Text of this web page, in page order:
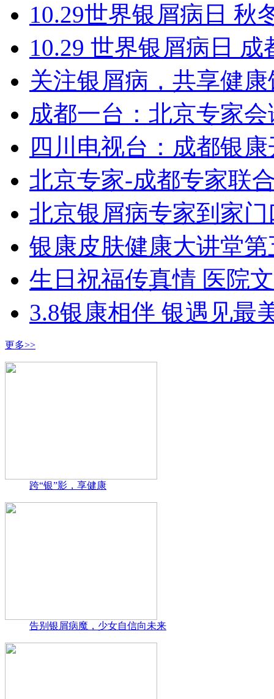
10.29世界银屑病日 秋
10.29 世界银屑病日
关注银屑病，共享健
成都一台：北京专家
四川电视台：成都银
北京专家-成都专家联
北京银屑病专家到家门
银康皮肤健康大讲堂第
生日祝福传真情 医院
3.8银康相伴 银遇见最
更多>>
跨“银”影，享健康
告别银屑病魔，少女自信向未来